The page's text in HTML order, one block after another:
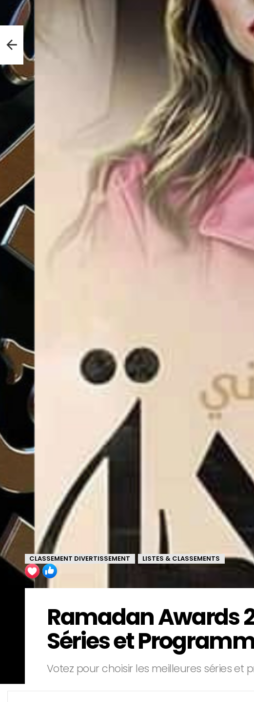
CLASSEMENT DIVERTISSEMENT , LISTES & CLASSEMENTS
Ramadan Awards
Séries et
Votez pour choisir les meilleures séries et